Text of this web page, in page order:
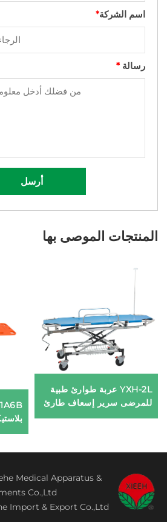
اسم الشركة*
رسالة *
أرسل
المنتجات الموصى بها
YXH-2L عربة طوارئ طبية
للمرضى سرير إسعاف طارئ
Medical Apparatus &
Co.,Ltd
Import & Export Co.,Ltd.